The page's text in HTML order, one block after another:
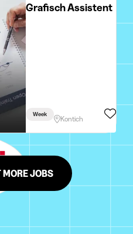
Grafisch Assistent
Week
Kontich
JOBS